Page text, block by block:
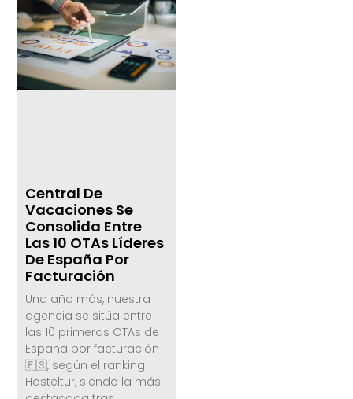
Central De
Vacaciones Se
Consolida Entre
Las 10 OTAs Líderes
De España Por
Facturación
Una año más, nuestra
agencia se sitúa entre
las 10 primeras OTAs de
España por facturación
🇪🇸, según el ranking
Hosteltur, siendo la más